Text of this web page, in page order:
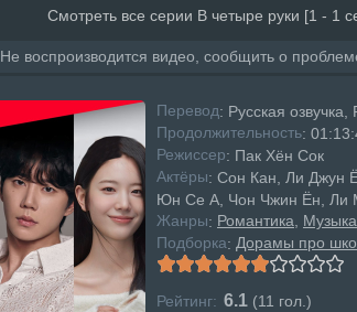
Смотреть все серии В четыре руки [1 - 1
Не воспроизводится видео, сообщить о
Перевод: Русская озвучка,
Продолжительность:
Режисcер: Пак Хён Сок
Актёры: Сон Кан, Ли Джун
Юн Се А, Чон Чжин Ён, Ли
Жанры: Романтика Музыка
Подборка: Дорамы про
Рейтинг: 6.1 (11 гол.)